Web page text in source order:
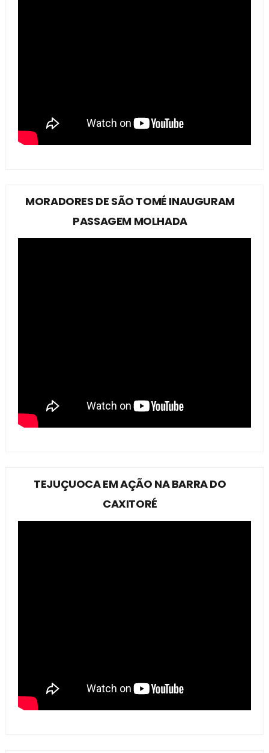
MORADORES DE SÃO TOMÉ INAUGURAM
PASSAGEM MOLHADA
TEJUÇUOCA EM AÇÃO NA BARRA DO
CAXITORÉ